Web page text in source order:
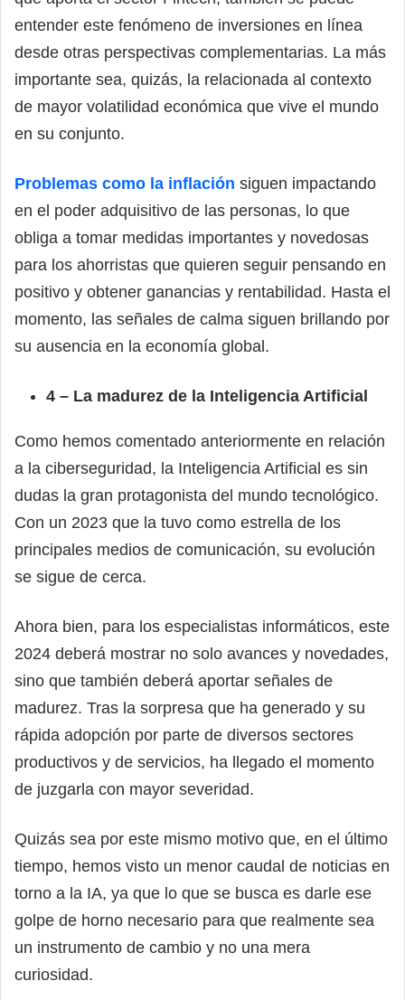
entender este fenómeno de inversiones en línea
desde otras perspectivas complementarias. La más
importante sea, quizás, la relacionada al contexto
de mayor volatilidad económica que vive el mundo
en su conjunto.
Problemas como la inflación siguen impactando
en el poder adquisitivo de las personas, lo que
obliga a tomar medidas importantes y novedosas
para los ahorristas que quieren seguir pensando en
positivo y obtener ganancias y rentabilidad. Hasta el
momento, las señales de calma siguen brillando por
su ausencia en la economía global.
4 – La madurez de la Inteligencia Artificial
Como hemos comentado anteriormente en relación
a la ciberseguridad, la Inteligencia Artificial es sin
dudas la gran protagonista del mundo tecnológico.
Con un 2023 que la tuvo como estrella de los
principales medios de comunicación, su evolución
se sigue de cerca.
Ahora bien, para los especialistas informáticos, este
2024 deberá mostrar no solo avances y novedades,
sino que también deberá aportar señales de
madurez. Tras la sorpresa que ha generado y su
rápida adopción por parte de diversos sectores
productivos y de servicios, ha llegado el momento
de juzgarla con mayor severidad.
Quizás sea por este mismo motivo que, en el último
tiempo, hemos visto un menor caudal de noticias en
torno a la IA, ya que lo que se busca es darle ese
golpe de horno necesario para que realmente sea
un instrumento de cambio y no una mera
curiosidad.